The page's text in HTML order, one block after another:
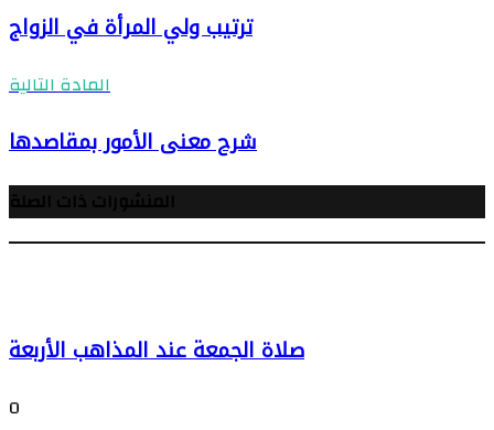
ترتيب ولي المرأة في الزواج
المادة التالية
شرح معنى الأمور بمقاصدها
صلاة الجمعة عند المذاهب الأربعة
0